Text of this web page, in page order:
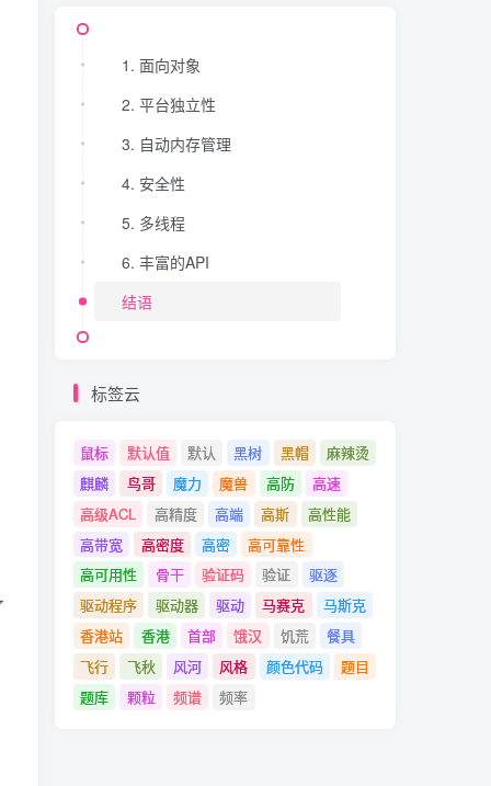
1. 面向对象
2. 平台独立性
3. 自动内存管理
4. 安全性
5. 多线程
6. 丰富的API
结语
标签云
鼠标 默认值 默认 黑树 黑帽
麻辣烫
麒麟
鸟哥 魔力 魔兽 高防
高速
高级ACL
高精度 高端 高斯
高性能
高带宽
高密度 高密
高可靠性
高可用性
骨干 验证码 验证
驱逐
驱动程序
驱动器 驱动 马赛克
马斯克
香港站
香港 首部 饿汉 饥荒
餐具
飞行
飞秋 风河 风格 颜色代码
题目
题库
颗粒 频谱 频率